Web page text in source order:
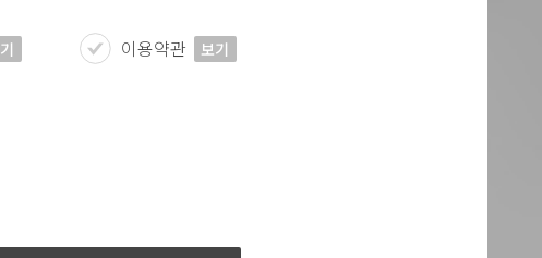
이용약관 보기